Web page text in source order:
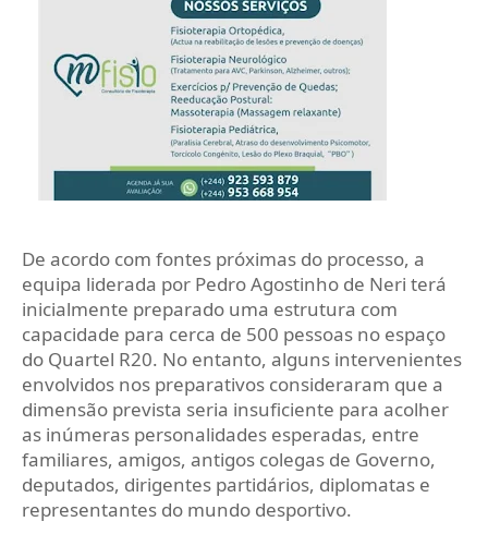
De acordo com fontes próximas do processo, a
equipa liderada por Pedro Agostinho de Neri terá
inicialmente preparado uma estrutura com
capacidade para cerca de 500 pessoas no espaço
do Quartel R20. No entanto, alguns intervenientes
envolvidos nos preparativos consideraram que a
dimensão prevista seria insuficiente para acolher
as inúmeras personalidades esperadas, entre
familiares, amigos, antigos colegas de Governo,
deputados, dirigentes partidários, diplomatas e
representantes do mundo desportivo.